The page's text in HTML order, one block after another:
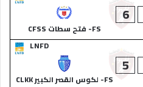
6
FS- فتح سطات CFSS
LNFD
5
FS- لكوس القصر الكبير CLKK